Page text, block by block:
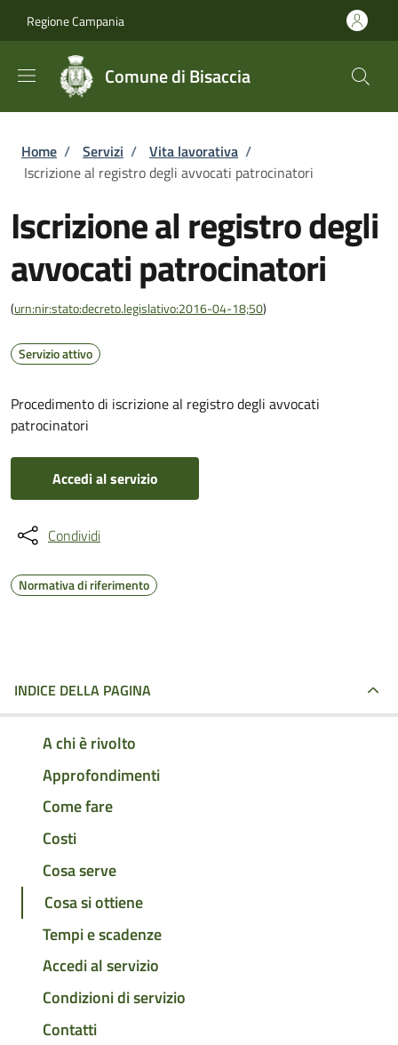
Regione Campania
Comune di Bisaccia
Briciole di pane
Home / Servizi / Vita lavorativa /
Iscrizione al registro degli avvocati patrocinatori
Iscrizione al registro degli
avvocati patrocinatori
(urn:nir:stato:decreto.legislativo:2016-04-18;50)
Servizio attivo
Procedimento di iscrizione al registro degli avvocati
patrocinatori
Accedi al servizio
Condividi
Normativa di riferimento
INDICE DELLA PAGINA
A chi è rivolto
Approfondimenti
Come fare
Costi
Cosa serve
Cosa si ottiene
Tempi e scadenze
Accedi al servizio
Condizioni di servizio
Contatti